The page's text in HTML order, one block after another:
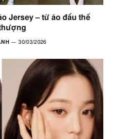
Jersey – từ áo đấu thể
30/03/2026